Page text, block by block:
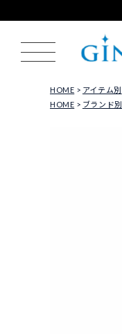
HOME アイテム別
HOME
ブランド別